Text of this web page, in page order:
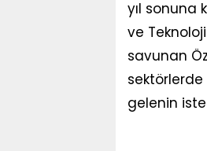
yıl sonuna
ve
savunan
gelenin